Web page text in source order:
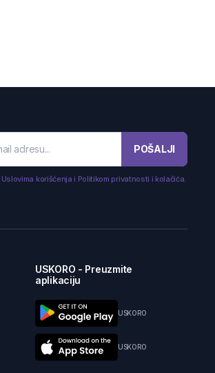
POŠALJI
Uslovima korišćenja i Politikom privatnosti i kolačića.
USKORO - Preuzmite
aplikaciju
USKORO
USKORO